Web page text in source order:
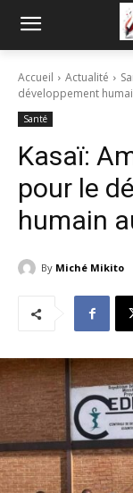
Accueil Actualité
développement
Santé
Kasaï:
pour le
humain
By Miché Mikito